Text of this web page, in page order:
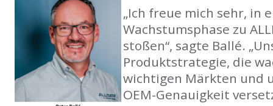
„Ich freue mich sehr, in
Wachstumsphase zu
stoßen“, sagte Ballé.
Produktstrategie, die
wichtigen Märkten und
OEM-Genauigkeit